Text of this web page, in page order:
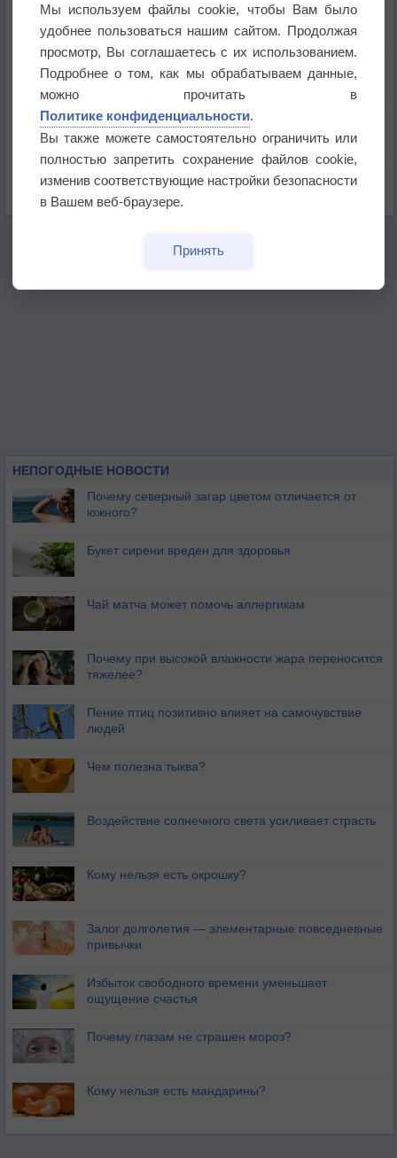
Приложение построит маршрут через тень
Атмосфера начала замерзать
В Приморье обнаружены морские волны тепла
бабочек
НЕПОГОДНЫЕ НОВОСТИ
Почему северный загар цветом отличается от
южного?
Букет сирени вреден для здоровья
Чай матча может помочь аллергикам
Почему при высокой влажности жара переносится
тяжелее?
Пение птиц позитивно влияет на самочувствие
людей
Чем полезна тыква?
Воздействие солнечного света усиливает страсть
Кому нельзя есть окрошку?
Залог долголетия — элементарные повседневные
привычки
Избыток свободного времени уменьшает
ощущение счастья
Почему глазам не страшен мороз?
Кому нельзя есть мандарины?
Мы используем файлы cookie, чтобы Вам было
удобнее пользоваться нашим сайтом. Продолжая
просмотр, Вы соглашаетесь с их использованием.
Подробнее о том, как мы обрабатываем данные,
можно прочитать в
Политике конфиденциальности.
Вы также можете самостоятельно ограничить или
полностью запретить сохранение файлов cookie,
изменив соответствующие настройки безопасности
в Вашем веб-браузере.
Принять